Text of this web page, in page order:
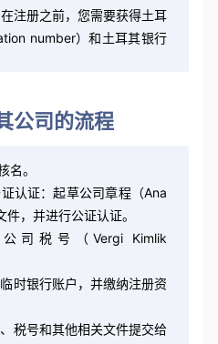
当地商业注册局（Trade
注册之前，您需要获得土耳
number）和土耳其银行
名。
认证：起草公司章程（Ana
件，并进行公证认证。
司税号（Vergi Kimlik
时银行账户，并缴纳注册资